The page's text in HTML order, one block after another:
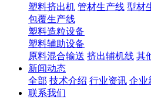
塑料挤出机 管材生产线 型材
包覆生产线
塑料造粒设备
塑料辅助设备
原料混合输送 挤出辅机线 其
新闻动态
全部 技术介绍 行业资讯 企业
联系我们